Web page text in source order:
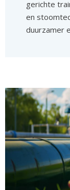
gerichte
en
duurzamer